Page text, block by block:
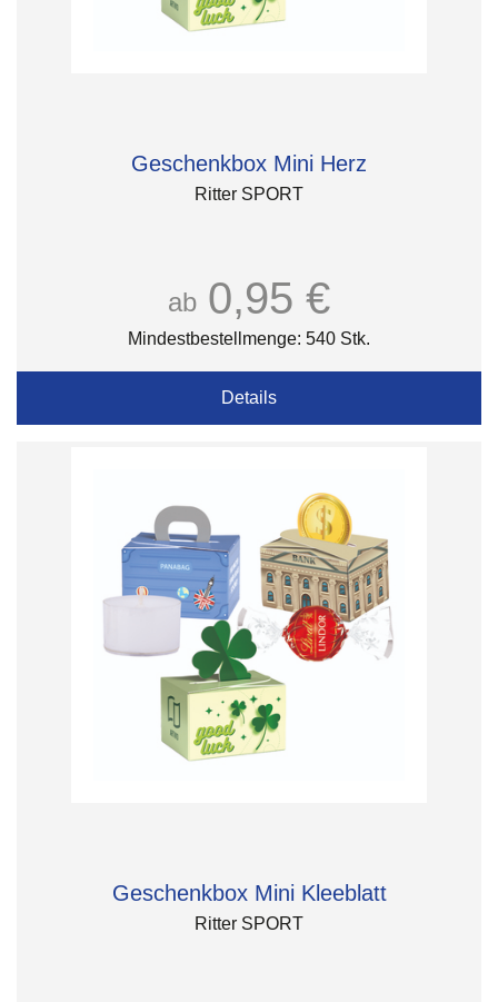
Geschenkbox Mini Herz
Ritter SPORT
ab 0,95 €
Mindestbestellmenge: 540 Stk.
Details
Geschenkbox Mini Kleeblatt
Ritter SPORT